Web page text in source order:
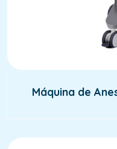
Máquina de